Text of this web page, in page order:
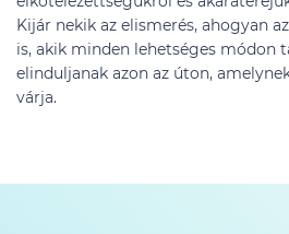
Kijár nekik az elismerés, ahogyan
is, akik minden lehetséges módon
elinduljanak azon az úton,
várja.